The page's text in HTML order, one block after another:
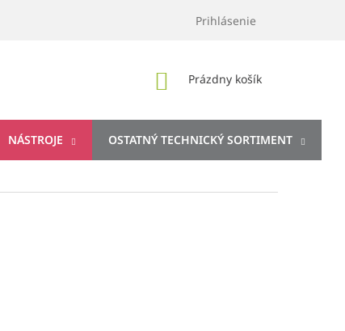
Prihlásenie
NÁKUPNÝ
Prázdny košík
NÁSTROJE OSTATNÝ TECHNICKÝ SORTIMENT